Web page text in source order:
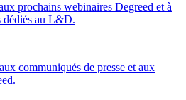
prochains webinaires Degreed et à
dédiés au L&D.
communiqués de presse et aux